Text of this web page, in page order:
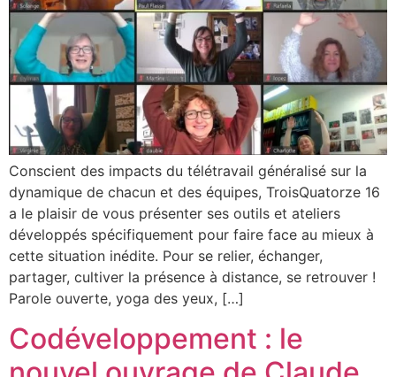
Conscient des impacts du télétravail généralisé sur la
dynamique de chacun et des équipes, TroisQuatorze 16
a le plaisir de vous présenter ses outils et ateliers
développés spécifiquement pour faire face au mieux à
cette situation inédite. Pour se relier, échanger,
partager, cultiver la présence à distance, se retrouver !
Parole ouverte, yoga des yeux, […]
Codéveloppement : le